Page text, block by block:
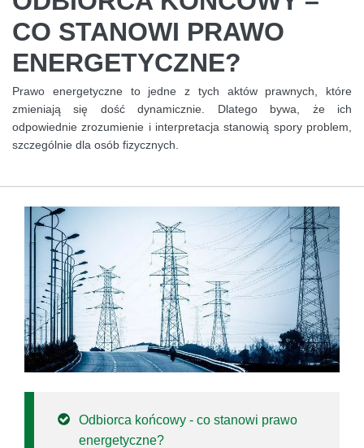
CO STANOWI PRAWO
ENERGETYCZNE?
Prawo energetyczne to jedne z tych aktów prawnych, które
zmieniają się dość dynamicznie. Dlatego bywa, że ich
odpowiednie zrozumienie i interpretacja stanowią spory problem,
szczególnie dla osób fizycznych.
Odbiorca końcowy - co stanowi prawo
energetyczne?